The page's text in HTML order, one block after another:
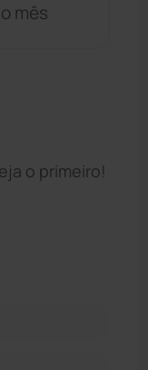
mês
o primeiro!